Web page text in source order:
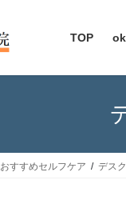
TOP
おすすめセルフケア デス